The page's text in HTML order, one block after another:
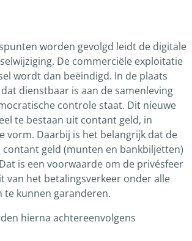
worden gevolgd leidt de digitale
De commerciële exploitatie
wordt dan beëindigd. In de plaats
dienstbaar is aan de samenleving
controle staat. Dit nieuwe
te bestaan uit contant geld, in
vorm. Daarbij is het belangrijk dat de
contant geld (munten en bankbiljetten)
is een voorwaarde om de privésfeer
van het betalingsverkeer onder alle
te kunnen garanderen.
hierna achtereenvolgens